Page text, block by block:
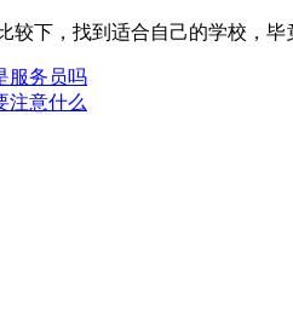
较下，找到适合自己的学校，
服务员吗
注意什么